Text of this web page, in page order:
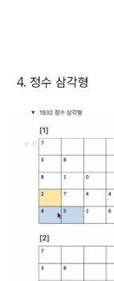
4. 정수 삼각형